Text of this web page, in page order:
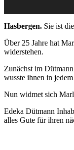
Hasbergen. Sie ist
Über 25 Jahre hat
widerstehen.
Zunächst im
wusste ihnen in
Nun widmet sich
Edeka Dütmann
alles Gute für ihren